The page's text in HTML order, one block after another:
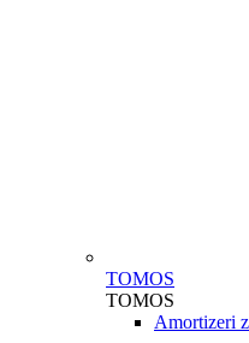
TOMOS
TOMOS
Amortizeri